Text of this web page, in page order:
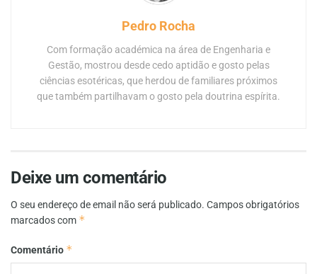
Pedro Rocha
Com formação académica na área de Engenharia e
Gestão, mostrou desde cedo aptidão e gosto pelas
ciências esotéricas, que herdou de familiares próximos
que também partilhavam o gosto pela doutrina espírita.
Deixe um comentário
O seu endereço de email não será publicado. Campos obrigatórios
marcados com *
Comentário *